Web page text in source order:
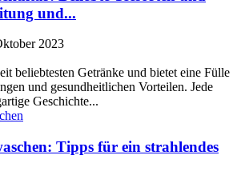
und...
2023
beliebtesten Getränke und bietet eine Fülle
und gesundheitlichen Vorteilen. Jede
Geschichte...
Tipps für ein strahlendes